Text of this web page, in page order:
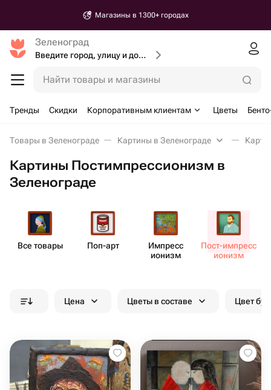
Магазины в 1300+ городах
Зеленоград
Введите город, улицу и дом доставки
Найти товары и магазины
Тренды Скидки Корпоративным клиентам Цветы
Товары в Зеленограде Картины в Зеленограде
Картины Постимпрессионизм в
Зеленограде
Все товары Поп-арт
Импресс​
ионизм
Пост-импресс​
ионизм
Цена Цветы в составе Цвет